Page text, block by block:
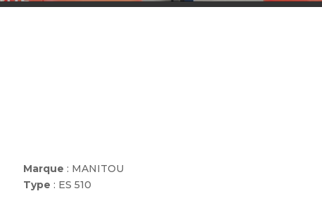
Marque : MANITOU
Type : ES 510